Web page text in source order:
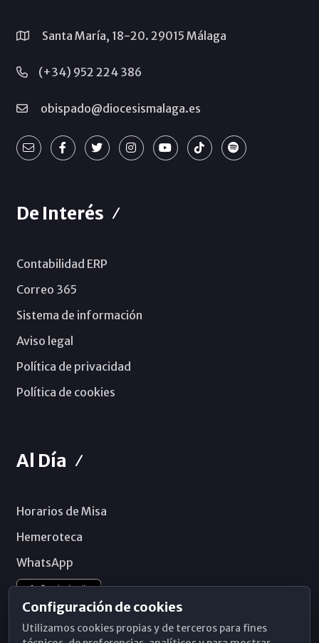
Santa María, 18-20. 29015 Málaga
(+34) 952 224 386
obispado@diocesismalaga.es
De Interés
Contabilidad ERP
Correo 365
Sistema de información
Aviso legal
Política de privacidad
Política de cookies
Al Día
Horarios de Misa
Hemeroteca
WhatsApp
Configuración de cookies
Utilizamos cookies propias y de terceros para fines